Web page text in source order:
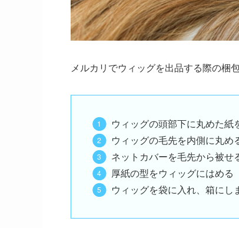
メルカリでウィッグを出品する際の梱
ウィッグの頭部下に丸めた紙
ウィッグの毛先を内側に丸め
ネットカバーを毛先から被せ
厚紙の型をウィッグにはめる
ウィッグを袋に入れ、箱にし